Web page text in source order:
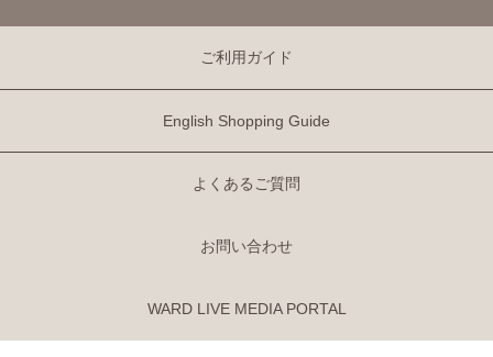
ご利用ガイド
English Shopping Guide
よくあるご質問
お問い合わせ
WARD LIVE MEDIA PORTAL